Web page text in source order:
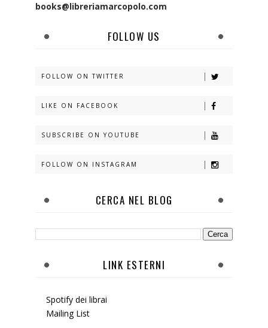
books@libreriamarcopolo.com
FOLLOW US
FOLLOW ON TWITTER
LIKE ON FACEBOOK
SUBSCRIBE ON YOUTUBE
FOLLOW ON INSTAGRAM
CERCA NEL BLOG
LINK ESTERNI
Spotify dei librai
Mailing List